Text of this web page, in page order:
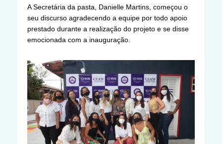
A Secretária da pasta, Danielle Martins, começou o
seu discurso agradecendo a equipe por todo apoio
prestado durante a realização do projeto e se disse
emocionada com a inauguração.